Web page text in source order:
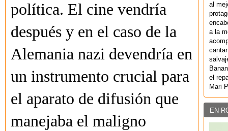
política. El cine vendría
después y en el caso de la
Alemania nazi devendría en
un instrumento crucial para
el aparato de difusión que
manejaba el maligno
al
a la
el
Mari
EN